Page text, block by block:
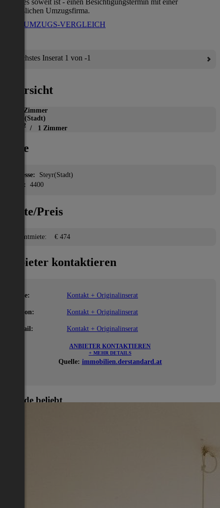
wenn es soweit ist - einen Besichtigungstermin mit einer
verlässlichen Umzugsfirma.
ZUM UMZUGS-VERGLEICH
Nächstes Inserat 1 von -1
Übersicht
WG-Zimmer
Steyr(Stadt)
2 / 1 Zimmer
Lage
Adresse: Steyr(Stadt)
PLZ:
4400
Miete/Preis
Gesamtmiete: € 474
Anbieter kontaktieren
Name: Kontakt + Originalinserat
Telefon: Kontakt + Originalinserat
E-Mail: Kontakt + Originalinserat
ANBIETER KONTAKTIEREN
+ MEHR DETAILS
Quelle: immobilien.derstandard.at
Gerade beliebt